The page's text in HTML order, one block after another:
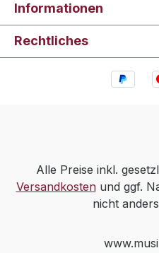
Informationen
Rechtliches
Alle Preise inkl.
Versandkostenund ggf.
nicht